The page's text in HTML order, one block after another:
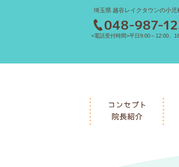
埼玉県 越谷レイクタウンの小
<電話受付時間>平日9:00～12:00、